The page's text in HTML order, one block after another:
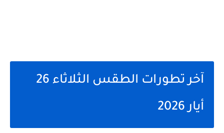
‏آخر تطورات الطقس الثلاثاء 26
أيار 2026